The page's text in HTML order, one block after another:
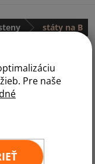
Pre naše
státy na B